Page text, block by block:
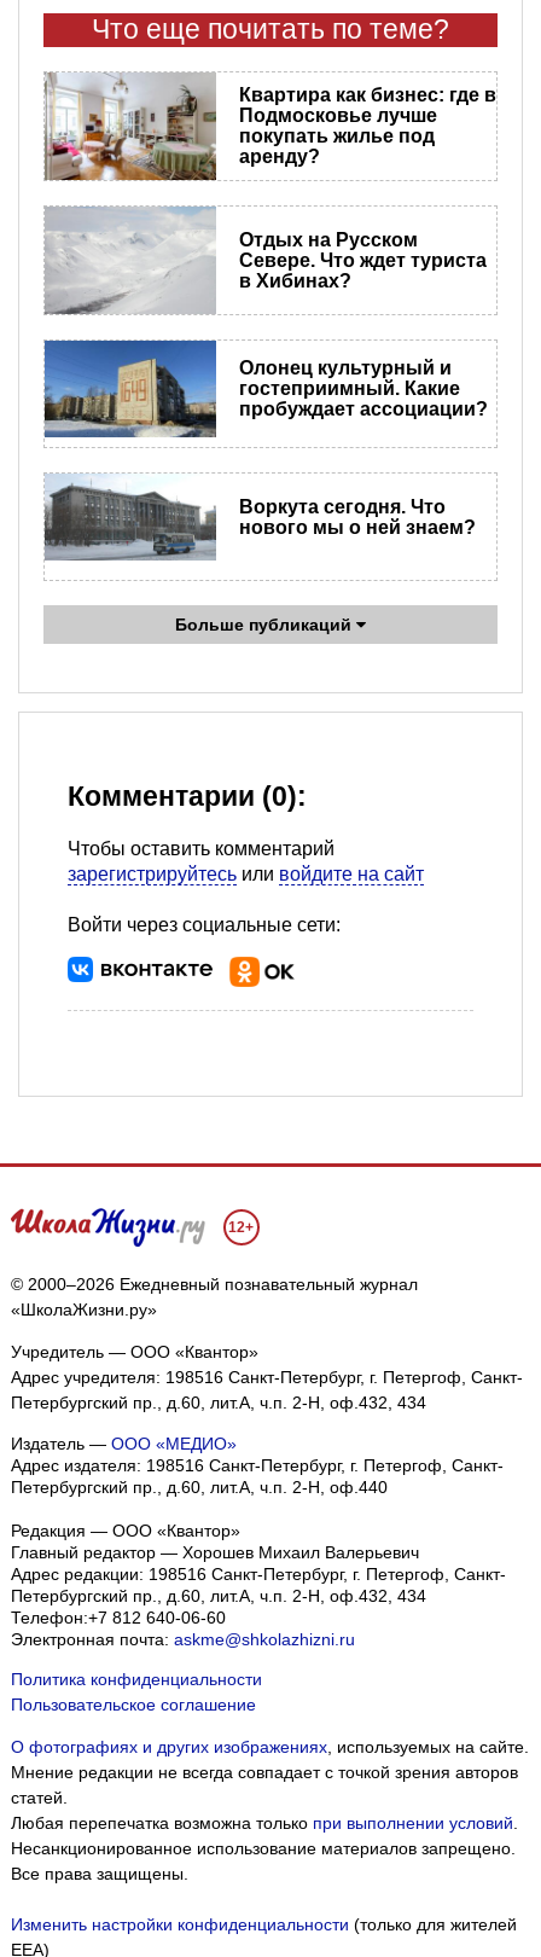
Что еще почитать по теме?
Квартира как бизнес: где в
Подмосковье лучше
покупать жилье под
аренду?
Отдых на Русском
Севере. Что ждет туриста
в Хибинах?
Олонец культурный и
гостеприимный. Какие
пробуждает ассоциации?
Воркута сегодня. Что
нового мы о ней знаем?
Больше публикаций
Комментарии (0):
Чтобы оставить комментарий
зарегистрируйтесь или войдите на сайт
Войти через социальные сети:
12+
© 2000–2026 Ежедневный познавательный журнал
«ШколаЖизни.ру»
Учредитель — ООО «Квантор»
Адрес учредителя: 198516 Санкт-Петербург, г. Петергоф, Санкт-
Петербургский пр., д.60, лит.А, ч.п. 2-Н, оф.432, 434
Издатель — ООО «МЕДИО»
Адрес издателя: 198516 Санкт-Петербург, г. Петергоф, Санкт-
Петербургский пр., д.60, лит.А, ч.п. 2-Н, оф.440
Редакция — ООО «Квантор»
Главный редактор — Хорошев Михаил Валерьевич
Адрес редакции: 198516 Санкт-Петербург, г. Петергоф Санкт-
Петербургский пр., д.60, лит.А, ч.п. 2-Н, оф.432, 434
Телефон:+7 812 640-06-60
Электронная почта: askme@shkolazhizni.ru
Политика конфиденциальности
Пользовательское соглашение
О фотографиях и других изображениях, используемых на сайте.
Мнение редакции не всегда совпадает с точкой зрения авторов
статей.
Любая перепечатка возможна только при выполнении условий
Несанкционированное использование материалов запрещено.
Все права защищены.
Изменить настройки конфиденциальности (только для жителей
EEA)